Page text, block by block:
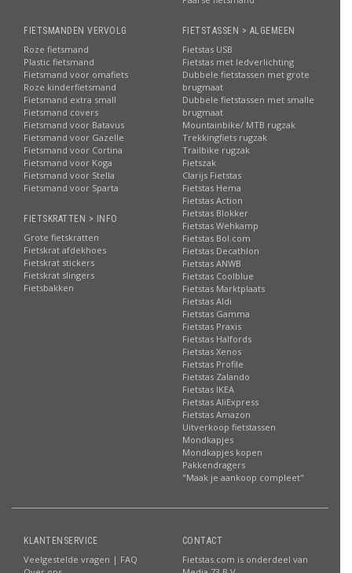
FIETSMANDEN VERVOLG
Roze fietsmand
Plastic fietsmand
Fietsmand voor omafiets
Roze kinderfietsmand
Fietsmand extra small
Fietsmand covers
Fietsmand voor Batavus
Fietsmand voor Gazelle
Fietsmand voor Cortina
Fietsmand voor Koga
Fietsmand voor Stella
Fietsmand voor Sparta
FIETSKRATTEN > INFO
Grote fietskratten
Fietskrat afdekhoes
Fietskrat stickers
Fietskrat slingers
Fietsbakken
FIETSTASSEN > ALGEMEEN
Fietstas USB
Fietstas met ledverlichting
Dubbele fietstassen met grote
brugmaat
Dubbele fietstassen met smalle
brugmaat
Mountainbike/ MTB rugzak
Trekkingfiets rugzak
Trailbike rugzak
Fietszak
Clarijs Fietstas
Fietstas Hema
Fietstas Action
Fietstas Blokker
Fietstas Wehkamp
Fietstas Bol.com
Fietstas Decathlon
Fietstas ANWB
Fietstas Coolblue
Fietstas Marktplaats
Fietstas Aldi
Fietstas Gamma
Fietstas Praxis
Fietstas Halfords
Fietstas Xenos
Fietstas Profile
Fietstas Zalando
Fietstas IKEA
Fietstas AliExpress
Fietstas Amazon
Uitverkoop fietstassen
Mondkapjes
Mondkapjes kopen
Pakkendragers
"Maak je aankoop compleet"
KLANTENSERVICE
Veelgestelde vragen | FAQ
CONTACT
Fietstas.com is onderdeel van